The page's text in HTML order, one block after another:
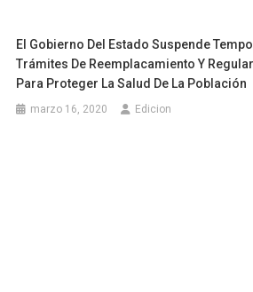
El Gobierno Del Estado Suspende
Trámites De Reemplacamiento Y
Para Proteger La Salud De La Población
marzo 16, 2020 Edicion